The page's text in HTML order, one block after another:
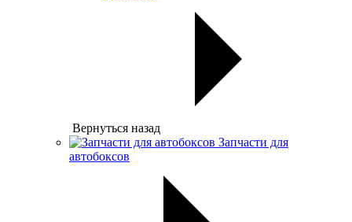
Вернуться назад
Запчасти для
автобоксов